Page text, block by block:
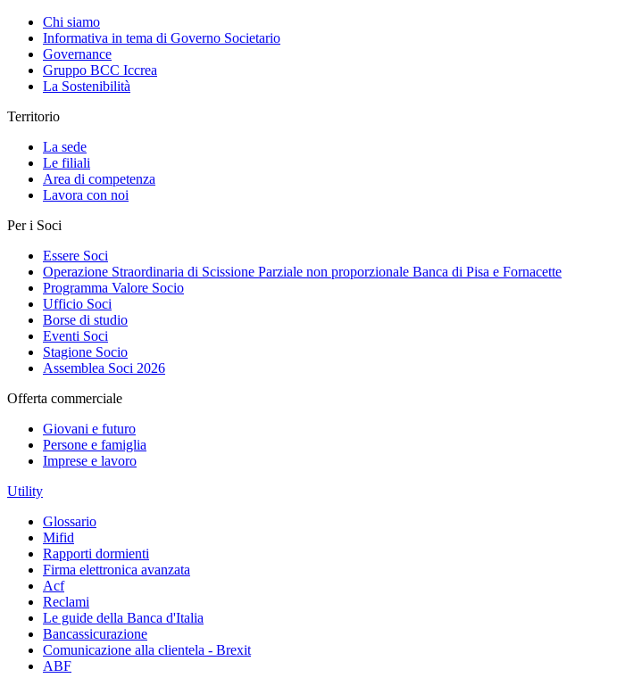
Chi siamo
Informativa in tema di Governo Societario
Governance
Gruppo BCC Iccrea
La Sostenibilità
Territorio
La sede
Le filiali
Area di competenza
Lavora con noi
Per i Soci
Essere Soci
Operazione Straordinaria di Scissione Parziale non proporzionale Banca di Pisa e Fornacette
Programma Valore Socio
Ufficio Soci
Borse di studio
Eventi Soci
Stagione Socio
Assemblea Soci 2026
Offerta commerciale
Giovani e futuro
Persone e famiglia
Imprese e lavoro
Utility
Glossario
Mifid
Rapporti dormienti
Firma elettronica avanzata
Acf
Reclami
Le guide della Banca d'Italia
Bancassicurazione
Comunicazione alla clientela - Brexit
ABF